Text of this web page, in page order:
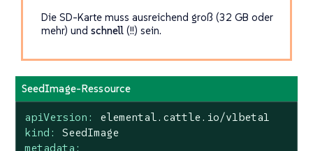
Die SD-Karte muss ausreichend groß (32 GB oder
mehr) und schnell(!!) sein.
SeedImage-Ressource
apiVersion:
elemental.cattle.io/v1beta1
kind:
SeedImage
metadata: